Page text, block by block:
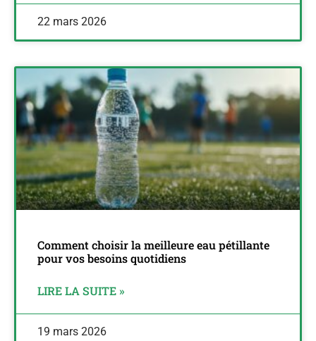
22 mars 2026
Comment choisir la meilleure eau pétillante
pour vos besoins quotidiens
LIRE LA SUITE »
19 mars 2026